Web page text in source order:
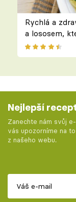
Rychlá a
a lososem,
Nejlepší
Zanechte nám svůj
vás upozorníme na
z našeho webu.